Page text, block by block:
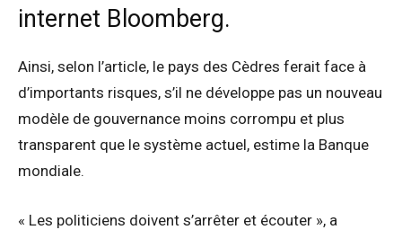
internet Bloomberg.
Ainsi, selon l’article, le pays des Cèdres ferait face à
d’importants risques, s’il ne développe pas un nouveau
modèle de gouvernance moins corrompu et plus
transparent que le système actuel, estime la Banque
mondiale.
« Les politiciens doivent s’arrêter et écouter », a